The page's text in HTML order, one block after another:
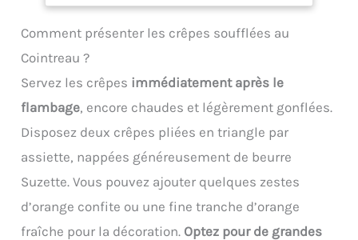
vos préparations :
Gagnez du temps en
élégant. Disponible en 5
couleurs modernes pour
intérieur.
même de la purée de
pommes de terre pour
à nettoyer : la tête
automatiquement
lorsqu’on la soulève, ce
retirer facilement les
accessoires de mixage. Il
suffit de tourner et de
soulever le bol pour le
détacher. Les
confortable. Facile à
sont découpés avec
précision, sans être
déchirés ni déchiquetés.
Râpez sans effort pour
un meilleur résultat.
et rehausse le goût.
Comment présenter les crêpes soufflées au
Cointreau ?
Servez les crêpes immédiatement après le
flambage, encore chaudes et légèrement gonflées.
Disposez deux crêpes pliées en triangle par
assiette, nappées généreusement de beurre
Suzette. Vous pouvez ajouter quelques zestes
d’orange confite ou une fine tranche d’orange
fraîche pour la décoration. Optez pour de grandes